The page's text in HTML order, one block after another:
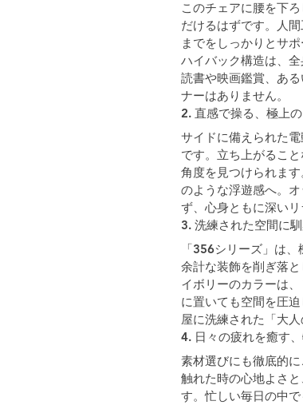
このチェアに腰を下
だけるはずです。人
までをしっかりとサ
ハイバック構造は、
読書や映画鑑賞、あ
ナーはありません。
2. 直感で操る、極上
サイドに備えられた
です。立ち上がるこ
角度を見つけられま
のような浮遊感へ。
ず、心身ともに深いリ
3. 洗練された空間に
「356シリーズ」は
余計な装飾を削ぎ落
イボリーのカラーは
に置いても空間を圧
屋に洗練された「大
4. 日々の疲れを癒す
素材選びにも徹底的
触れた時の心地よさ
す。忙しい毎日の中